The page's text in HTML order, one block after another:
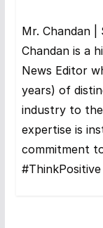
Mr. Chandan
Chandan is a
News Editor
years) of
industry to
expertise is
commitment